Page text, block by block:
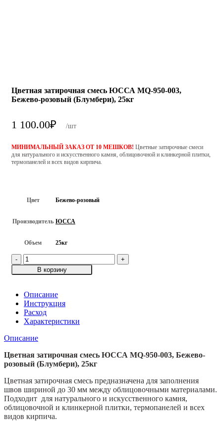
Цветная затирочная смесь ЮССА MQ-950-003,
Бежево-розовый (Блумбери), 25кг
1 100.00₽ /шт
МИНИМАЛЬНЫЙ ЗАКАЗ ОТ 10 МЕШКОВ! Цветные затирочные смеси
для натурального и искусственного камня, облицовочной и клинкерной плитки,
термопанелей и всех видов кирпича.
Цвет Бежево-розовый
Производитель ЮССА
Объем 25кг
Количество
товара
Цветная
смесь
ЮССА
MQ-
950-
Бежево-
(Блумбери),
25кг
В корзину
Описание
Инструкция
Расход
Характеристики
Описание
Цветная затирочная смесь ЮССА MQ-950-003, Бежево-
розовый (Блумбери), 25кг
Цветная затирочная смесь предназначена для заполнения
швов шириной до 30 мм между облицовочными материалами.
Подходит для натурального и искусственного камня,
облицовочной и клинкерной плитки, термопанелей и всех
видов кирпича.